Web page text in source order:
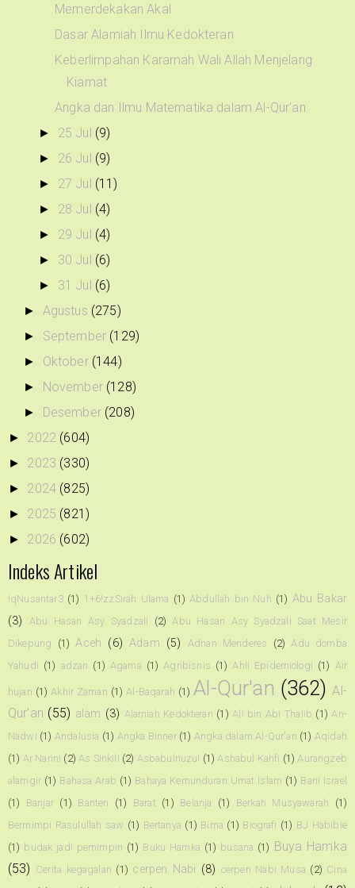
Memerdekakan Akal
Dasar Alamiah Ilmu Kedokteran
Keberlimpahan Karamah Wali Allah Menjelang
Kiamat
Angka dan Ilmu Matematika dalam Al-Qur'an
► 25 Jul (9)
► 26 Jul (9)
► 27 Jul (11)
► 28 Jul (4)
► 29 Jul (4)
► 30 Jul (6)
► 31 Jul (6)
► Agustus (275)
► September (129)
► Oktober (144)
► November (128)
► Desember (208)
► 2022 (604)
► 2023 (330)
► 2024 (825)
► 2025 (821)
► 2026 (602)
Indeks Artikel
!qNusantar3 (1) 1+6!zzSirah Ulama (1) Abdullah bin Nuh (1) Abu Bakar
(3)
Abu Hasan Asy Syadzali (2) Abu Hasan Asy Syadzali Saat Mesir
Dikepung
(1) Aceh (6) Adam (5) Adnan Menderes (2) Adu domba
Yahudi (1) adzan (1) Agama (1) Agribisnis (1) Ahli Epidemiologi (1) Air
hujan (1) Akhir Zaman (1) Al-Baqarah (1) Al-Qur'an (362) Al-
Qur’an (55) alam (3) Alamiah Kedokteran (1) Ali bin Abi Thalib (1) An-
Nadwi (1) Andalusia (1) Angka Binner (1) Angka dalam Al-Qur'an (1) Aqidah
(1) Ar Narini (2) As Sinkili (2) Asbabulnuzul (1) Ashabul Kahfi (1) Aurangzeb
alamgir (1) Bahasa Arab (1) Bahaya Kemunduran Umat Islam (1) Bani Israel
(1)
Banjar (1) Banten (1) Barat (1) Belanja (1) Berkah Musyawarah
(1)
Bermimpi Rasulullah saw (1) Bertanya (1) Bima (1) Biografi (1) BJ Habibie
(1) budak jadi pemimpin (1) Buku Hamka (1) busana (1) Buya Hamka
(53) Cerita kegagalan (1) cerpen Nabi (8) cerpen Nabi Musa (2) Cina